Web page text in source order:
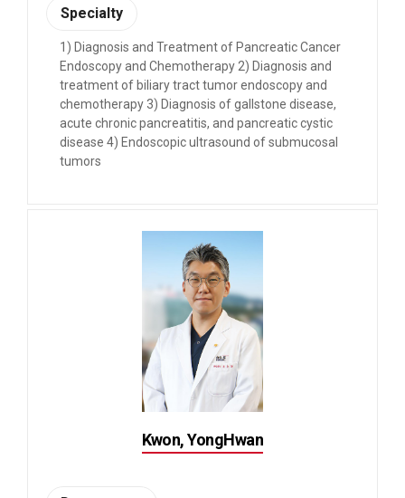
Specialty
1) Diagnosis and Treatment of Pancreatic Cancer
Endoscopy and Chemotherapy 2) Diagnosis and
treatment of biliary tract tumor endoscopy and
chemotherapy 3) Diagnosis of gallstone disease,
acute chronic pancreatitis, and pancreatic cystic
disease 4) Endoscopic ultrasound of submucosal
tumors
Kwon, YongHwan